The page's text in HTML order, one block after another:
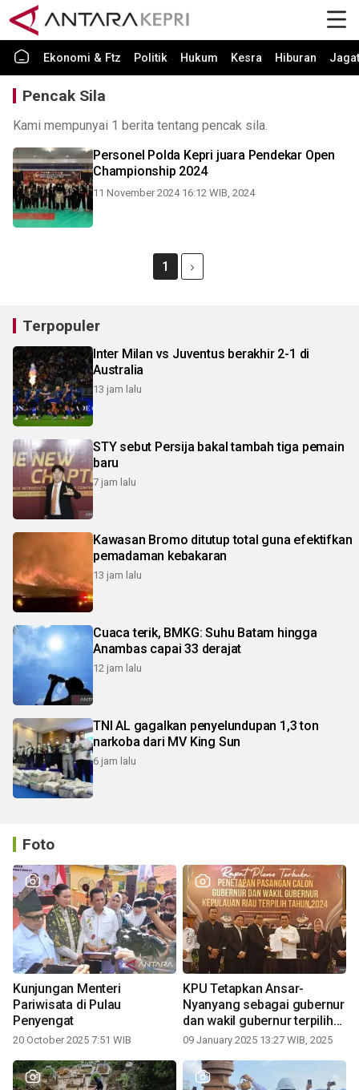
Ekonomi & Ftz Politik Hukum Kesra Hiburan Jagat
Pencak Sila
Kami mempunyai 1 berita tentang pencak sila.
Personel Polda Kepri juara Pendekar Open
Championship 2024
11 November 2024 16:12 WIB, 2024
1
Terpopuler
Inter Milan vs Juventus berakhir 2-1 di
Australia
13 jam lalu
STY sebut Persija bakal tambah tiga pemain
baru
7 jam lalu
Kawasan Bromo ditutup total guna efektifkan
pemadaman kebakaran
13 jam lalu
Cuaca terik, BMKG: Suhu Batam hingga
Anambas capai 33 derajat
12 jam lalu
TNI AL gagalkan penyelundupan 1,3 ton
narkoba dari MV King Sun
6 jam lalu
Foto
Kunjungan Menteri
Pariwisata di Pulau
Penyengat
20 October 2025 7:51 WIB
KPU Tetapkan Ansar-
Nyanyang sebagai gubernur
dan wakil gubernur terpilih
periode 2025-2030
09 January 2025 13:27 WIB, 2025